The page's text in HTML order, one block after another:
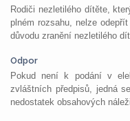
Rodiči nezletilého dítěte,
plném rozsahu, nelze
důvodu zranění nezletilého
Odpor
Pokud není k podání v
zvláštních předpisů, jedná
nedostatek obsahových